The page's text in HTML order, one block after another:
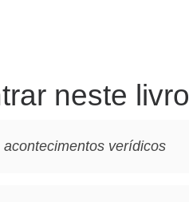
neste livro
verídicos